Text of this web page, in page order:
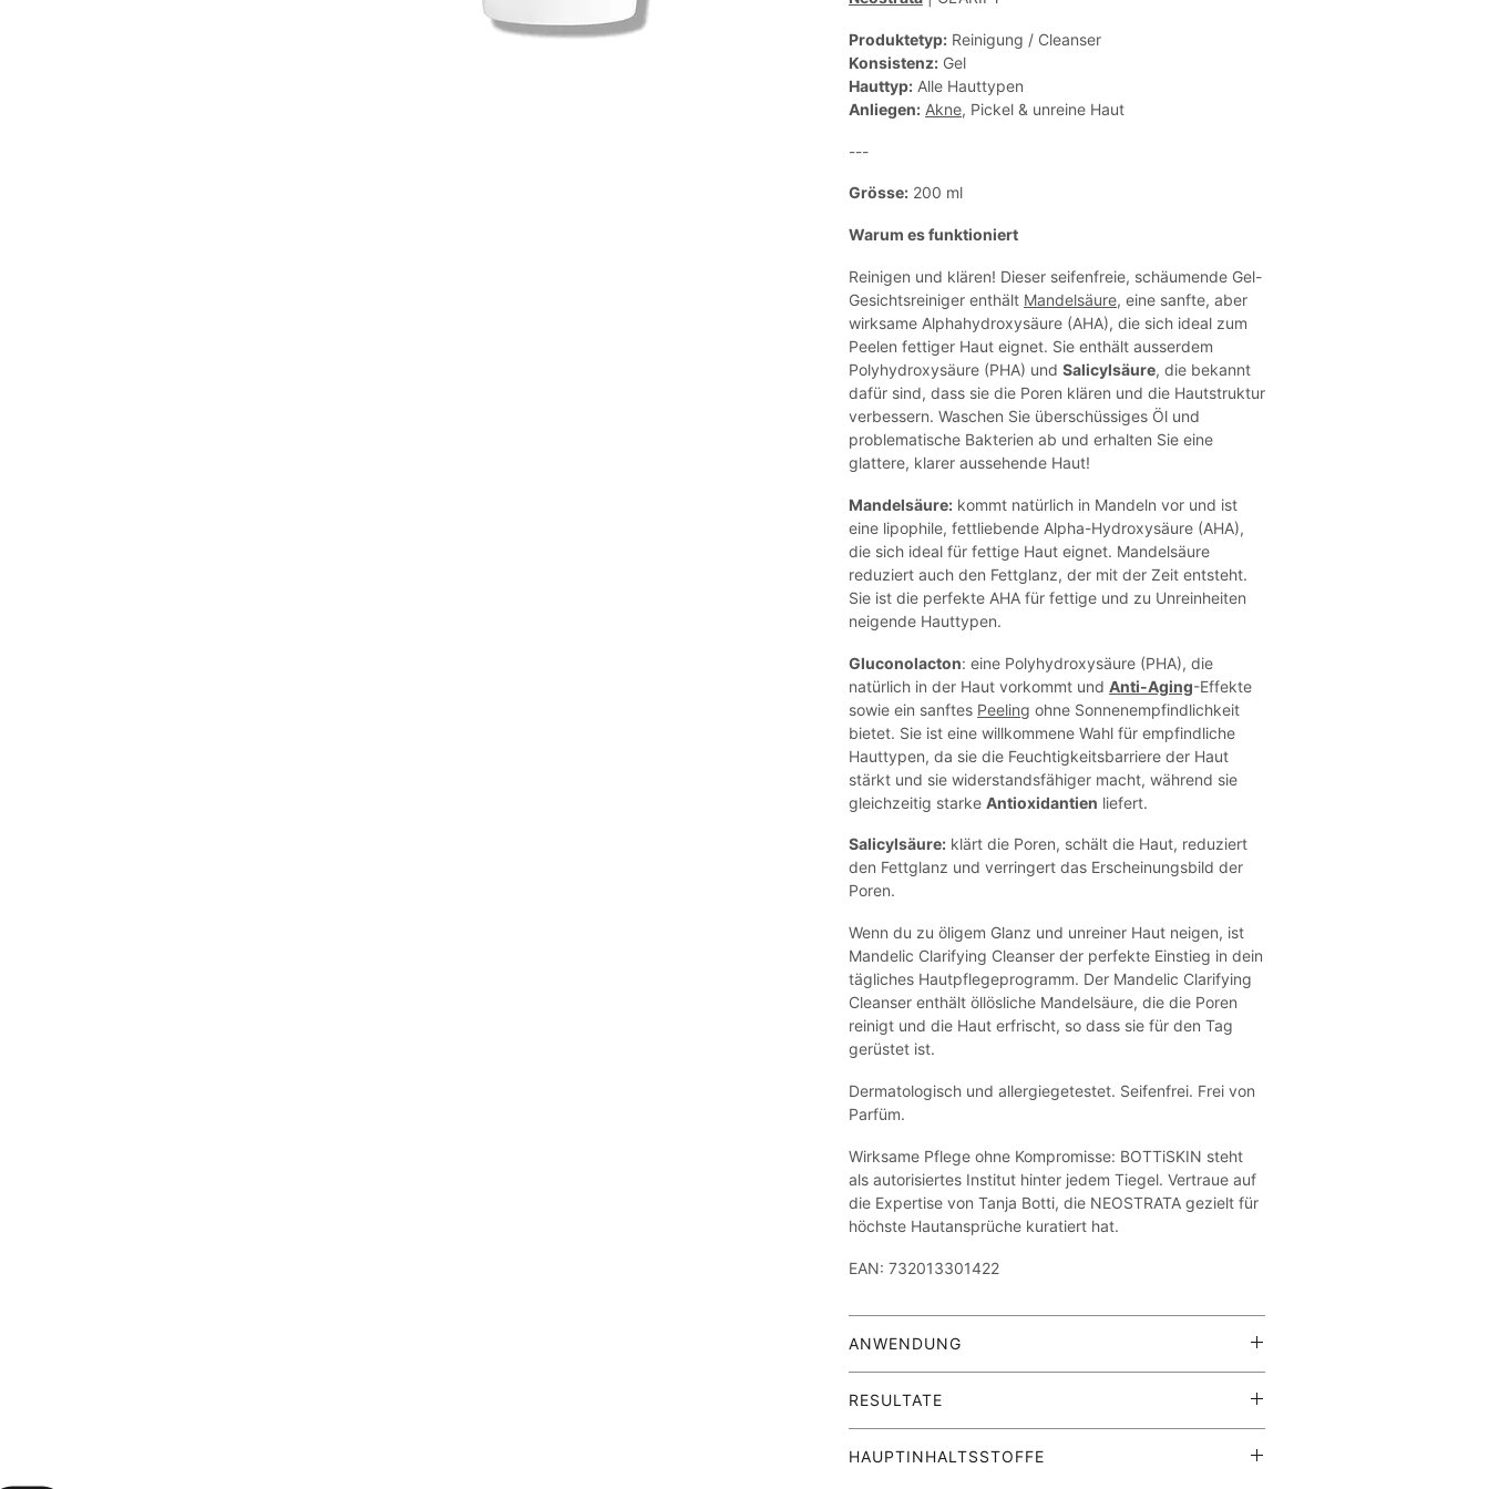
Produktetyp: Reinigung / Cleanser
Konsistenz: Gel
Hauttyp: Alle Hauttypen
Anliegen: Akne, Pickel & unreine Haut
---
Grösse: 200 ml
Warum es funktioniert
Reinigen und klären! Dieser seifenfreie, schäumende Gel-
Gesichtsreiniger enthält Mandelsäure, eine sanfte, aber
wirksame Alphahydroxysäure (AHA), die sich ideal zum
Peelen fettiger Haut eignet. Sie enthält ausserdem
Polyhydroxysäure (PHA) und Salicylsäure, die bekannt
dafür sind, dass sie die Poren klären und die Hautstruktur
verbessern. Waschen Sie überschüssiges Öl und
problematische Bakterien ab und erhalten Sie eine
glattere, klarer aussehende Haut!
Mandelsäure: kommt natürlich in Mandeln vor und ist
eine lipophile, fettliebende Alpha-Hydroxysäure (AHA),
die sich ideal für fettige Haut eignet. Mandelsäure
reduziert auch den Fettglanz, der mit der Zeit entsteht.
Sie ist die perfekte AHA für fettige und zu Unreinheiten
neigende Hauttypen.
Gluconolacton: eine Polyhydroxysäure (PHA), die
natürlich in der Haut vorkommt und Anti-Aging-Effekte
sowie ein sanftes Peeling ohne Sonnenempfindlichkeit
bietet. Sie ist eine willkommene Wahl für empfindliche
Hauttypen, da sie die Feuchtigkeitsbarriere der Haut
stärkt und sie widerstandsfähiger macht, während sie
gleichzeitig starke Antioxidantien liefert.
Salicylsäure: klärt die Poren, schält die Haut, reduziert
den Fettglanz und verringert das Erscheinungsbild der
Poren.
Wenn du zu öligem Glanz und unreiner Haut neigen, ist
Mandelic Clarifying Cleanser der perfekte Einstieg in dein
tägliches Hautpflegeprogramm. Der Mandelic Clarifying
Cleanser enthält öllösliche Mandelsäure, die die Poren
reinigt und die Haut erfrischt, so dass sie für den Tag
gerüstet ist.
Dermatologisch und allergiegetestet. Seifenfrei. Frei von
Parfüm.
Wirksame Pflege ohne Kompromisse: BOTTiSKIN steht
als autorisiertes Institut hinter jedem Tiegel. Vertraue auf
die Expertise von Tanja Botti, die NEOSTRATA gezielt für
höchste Hautansprüche kuratiert hat.
EAN: 732013301422
ANWENDUNG
Brust, Rücken und andere fettige Stellen auftragen. Nach
der Reinigung und bei Bedarf den ganzen Tag über
anwenden, je nach Verträglichkeit.
RESULTATE
klare und sichtbare Ergebnisse für ölige, zu Unreinheiten
HAUPTINHALTSSTOFFE